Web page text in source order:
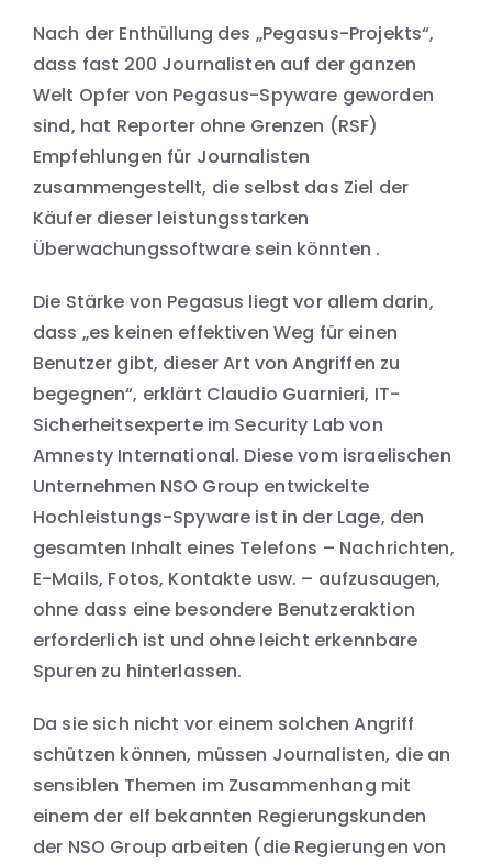
Nach der Enthüllung des „Pegasus-Projekts“,
dass fast 200 Journalisten auf der ganzen
Welt Opfer von Pegasus-Spyware geworden
sind, hat Reporter ohne Grenzen (RSF)
Empfehlungen für Journalisten
zusammengestellt, die selbst das Ziel der
Käufer dieser leistungsstarken
Überwachungssoftware sein könnten .
Die Stärke von Pegasus liegt vor allem darin,
dass „es keinen effektiven Weg für einen
Benutzer gibt, dieser Art von Angriffen zu
begegnen“, erklärt Claudio Guarnieri, IT-
Sicherheitsexperte im Security Lab von
Amnesty International. Diese vom israelischen
Unternehmen NSO Group entwickelte
Hochleistungs-Spyware ist in der Lage, den
gesamten Inhalt eines Telefons – Nachrichten,
E-Mails, Fotos, Kontakte usw. – aufzusaugen,
ohne dass eine besondere Benutzeraktion
erforderlich ist und ohne leicht erkennbare
Spuren zu hinterlassen.
Da sie sich nicht vor einem solchen Angriff
schützen können, müssen Journalisten, die an
sensiblen Themen im Zusammenhang mit
einem der elf bekannten Regierungskunden
der NSO Group arbeiten (die Regierungen von